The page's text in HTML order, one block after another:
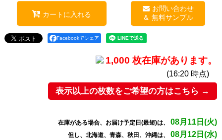
カートに入れる
お問い合わせ
Facebookでシェア
1,000 枚在庫があります。
(16:20 時点)
表示以上の枚数をご希望の方はこちら →
在庫がある場合、お届け予定日(最短)は、 08月11日(火)
但し、北海道、青森、秋田、沖縄は、 08月12日(水)